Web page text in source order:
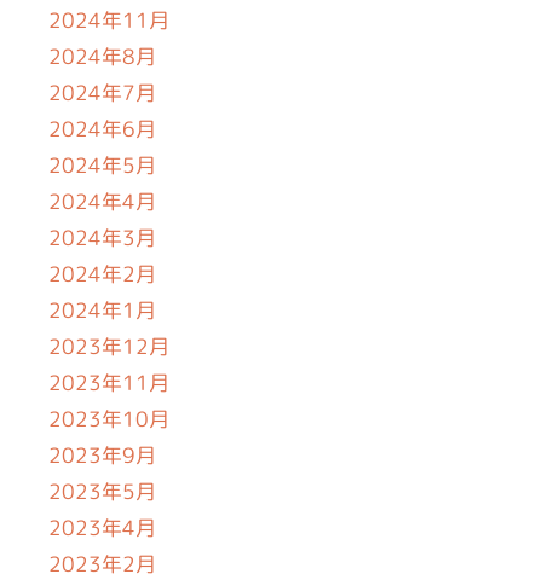
2024年11月
2024年8月
2024年7月
2024年6月
2024年5月
2024年4月
2024年3月
2024年2月
2024年1月
2023年12月
2023年11月
2023年10月
2023年9月
2023年5月
2023年4月
2023年2月